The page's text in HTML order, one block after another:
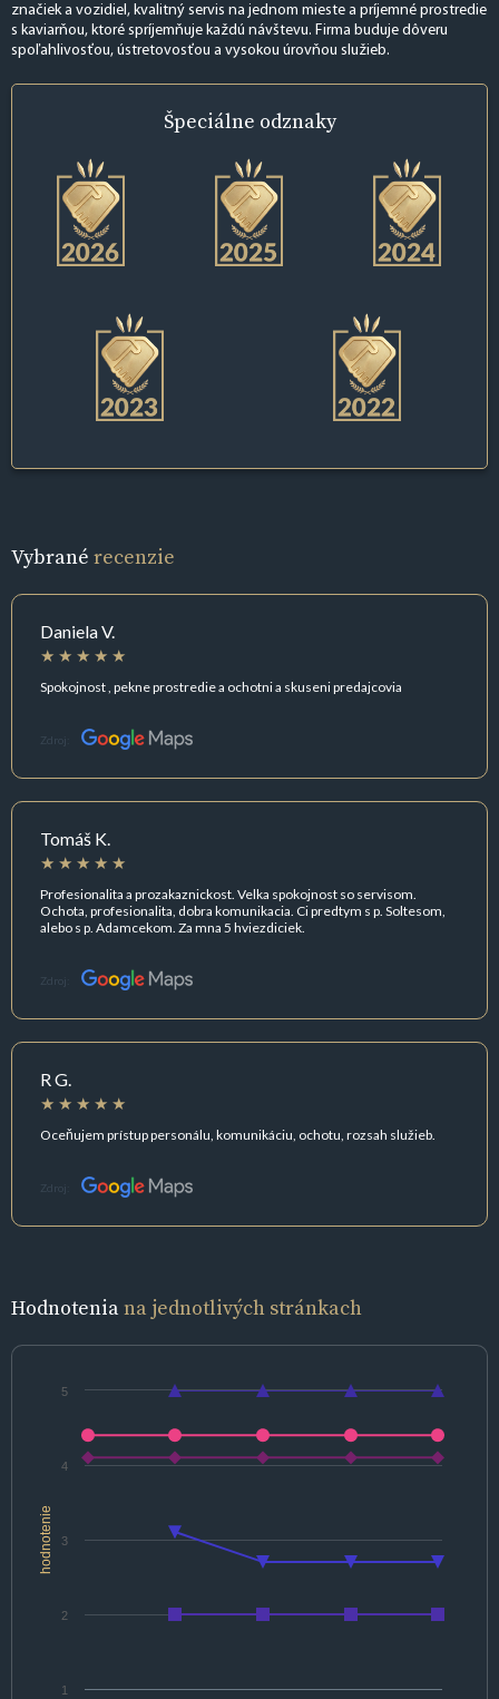
značiek a vozidiel, kvalitný servis na jednom mieste a príjemné prostredie
s kaviarňou, ktoré spríjemňuje každú návštevu. Firma buduje dôveru
spoľahlivosťou, ústretovosťou a vysokou úrovňou služieb.
Špeciálne odznaky
Vybrané recenzie
Daniela V.
Spokojnost , pekne prostredie a ochotni a skuseni predajcovia
Zdroj:
Tomáš K.
Profesionalita a prozakaznickost. Velka spokojnost so servisom.
Ochota, profesionalita, dobra komunikacia. Ci predtym s p. Soltesom,
alebo s p. Adamcekom. Za mna 5 hviezdiciek.
Zdroj:
R G.
Oceňujem prístup personálu, komunikáciu, ochotu, rozsah služieb.
Zdroj:
Hodnoteniana jednotlivých stránkach
hodnotenie
1
2
3
4
5